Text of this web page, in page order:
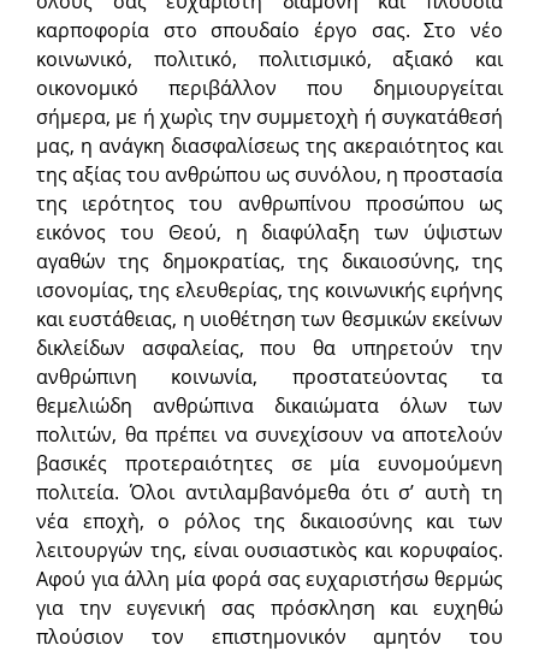
καρποφορία στο σπουδαίο έργο σας. Στο νέο
κοινωνικό, πολιτικό, πολιτισμικό, αξιακό και
οικονομικό περιβάλλον που δημιουργείται
σήμερα, με ή χωρὶς την συμμετοχὴ ή συγκατάθεσή
μας, η ανάγκη διασφαλίσεως της ακεραιότητος και
της αξίας του ανθρώπου ως συνόλου, η προστασία
της ιερότητος του ανθρωπίνου προσώπου ως
εικόνος του Θεού, η διαφύλαξη των ύψιστων
αγαθών της δημοκρατίας, της δικαιοσύνης, της
ισονομίας, της ελευθερίας, της κοινωνικής ειρήνης
και ευστάθειας, η υιοθέτηση των θεσμικών εκείνων
δικλείδων ασφαλείας, που θα υπηρετούν την
ανθρώπινη κοινωνία, προστατεύοντας τα
θεμελιώδη ανθρώπινα δικαιώματα όλων των
πολιτών, θα πρέπει να συνεχίσουν να αποτελούν
βασικές προτεραιότητες σε μία ευνομούμενη
πολιτεία. Όλοι αντιλαμβανόμεθα ότι σ’ αυτὴ τη
νέα εποχὴ, ο ρόλος της δικαιοσύνης και των
λειτουργών της, είναι ουσιαστικὸς και κορυφαίος.
Αφού για άλλη μία φορά σας ευχαριστήσω θερμώς
για την ευγενική σας πρόσκληση και ευχηθώ
πλούσιον τον επιστημονικόν αμητόν του